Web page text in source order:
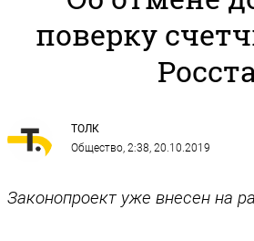
поверку
ТОЛК
Общество, 2:38, 20.10.2019
Законопроект уже внесен на